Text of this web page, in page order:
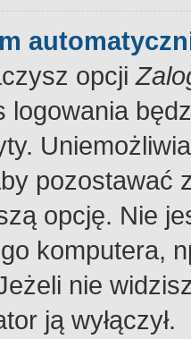
opcji
logowania
pozostawać
opcję. Nie
komputera,
nie
ją wyłączył.